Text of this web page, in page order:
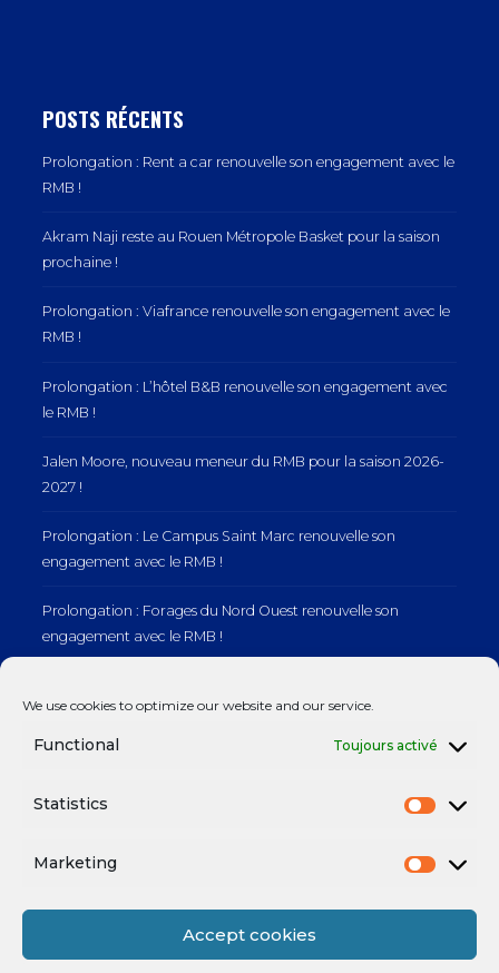
We use cookies to optimize our website and our service.
Functional Toujours activé
Statistics
Marketing
Accept cookies
POSTS RÉCENTS
Prolongation : Rent a car renouvelle son engagement avec le
RMB !
Akram Naji reste au Rouen Métropole Basket pour la saison
prochaine !
Prolongation : Viafrance renouvelle son engagement avec le
RMB !
Prolongation : L’hôtel B&B renouvelle son engagement avec
le RMB !
Jalen Moore, nouveau meneur du RMB pour la saison 2026-
2027 !
Prolongation : Le Campus Saint Marc renouvelle son
engagement avec le RMB !
Prolongation : Forages du Nord Ouest renouvelle son
engagement avec le RMB !
engagement avec le RMB !
Mentions légales